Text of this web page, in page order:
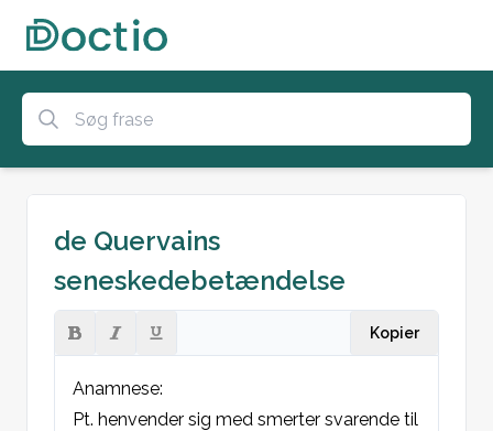
de Quervains
seneskedebetændelse
Kopier
Anamnese:
Pt. henvender sig med smerter svarende til